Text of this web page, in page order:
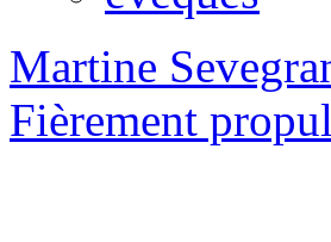
Martine
Fièrement